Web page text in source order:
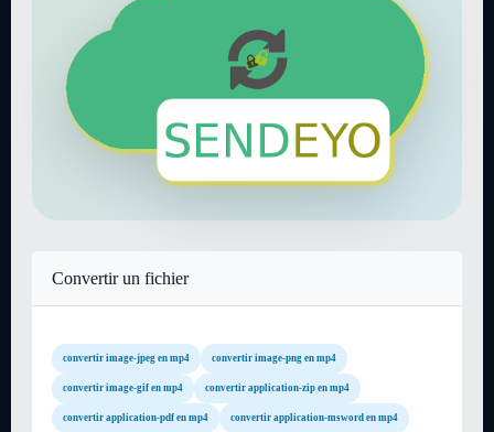
Convertir un fichier
convertir image-jpeg en mp4 convertir image-png en mp4
convertir image-gif en mp4 convertir application-zip en mp4
convertir application-pdf en mp4 convertir application-msword en mp4